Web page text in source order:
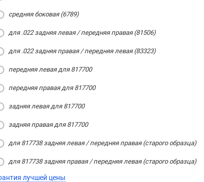
средняя боковая (6789)
для .022 задняя левая / передняя правая (81506)
для .022 задняя правая / передняя левая (83323)
передняя левая для 817700
передняя правая для 817700
задняя левая для 817700
задняя правая для 817700
для 817738 задняя левая / передняя правая (старого образца)
для 817738 задняя правая / передняя левая (старого образца)
лучшей цены